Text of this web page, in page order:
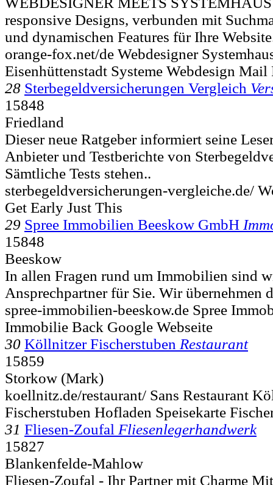
responsive Designs, verbunden mit
und dynamischen Features für Ihre
orange-fox.net/de Webdesigner
Eisenhüttenstadt Systeme Webdesign Mail
28 Sterbegeldversicherungen Vergleich
15848
Friedland
Dieser neue Ratgeber informiert seine
Anbieter und Testberichte von
Sämtliche Tests stehen..
sterbegeldversicherungen-vergleiche.de/
Get Early Just This
29 Spree Immobilien Beeskow GmbH
15848
Beeskow
In allen Fragen rund um Immobilien sind
Ansprechpartner für Sie. Wir übernehmen
spree-immobilien-beeskow.de Spree
Immobilie Back Google Webseite
30 Köllnitzer Fischerstuben Restaurant
15859
Storkow (Mark)
koellnitz.de/restaurant/ Sans Restaurant
Fischerstuben Hofladen Speisekarte
31 Fliesen-Zoufal Fliesenlegerhandwerk
15827
Blankenfelde-Mahlow
Fliesen-Zoufal - Ihr Partner mit Charme